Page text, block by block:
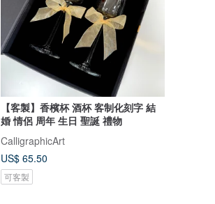
【客製】香檳杯 酒杯 客制化刻字 結
婚 情侶 周年 生日 聖誕 禮物
CalligraphicArt
US$ 65.50
可客製